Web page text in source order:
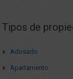
Tipos de
Adosado
Apartamento